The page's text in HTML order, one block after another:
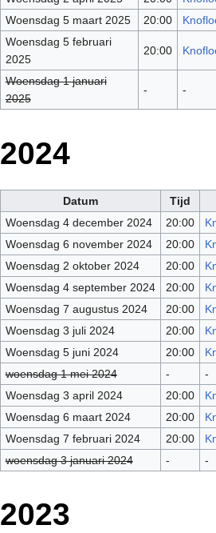
Woensdag 5 maart 2025
20:00
Woensdag 5 februari
2025
20:00
Woensdag 1 januari
2025
- -
2024
Datum
Tijd
Woensdag 4 december 2024
20:00
Woensdag 6 november 2024
20:00
Woensdag 2 oktober 2024
20:00
Woensdag 4 september 2024
20:00
Woensdag 7 augustus 2024
20:00
Woensdag 3 juli 2024
20:00
Woensdag 5 juni 2024
20:00
woensdag 1 mei 2024
-
-
Woensdag 3 april 2024
20:00
Woensdag 6 maart 2024
20:00
Woensdag 7 februari 2024
20:00
woensdag 3 januari 2024
- -
2023